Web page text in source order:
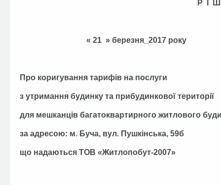
Р І
« 21 »
Про коригування тарифів на послуги
з утримання будинку та прибудинкової території
для мешканців багатоквартирного житлового
за адресою: м. Буча, вул. Пушкінська, 59б
що надаються ТОВ «Житлопобут-2007»